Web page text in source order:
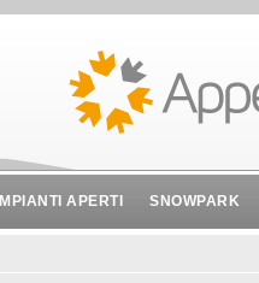
IMPIANTI APERTI SNOWPARK